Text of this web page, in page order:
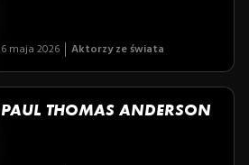
6 maja 2026 Aktorzy ze świata
PAUL THOMAS ANDERSON